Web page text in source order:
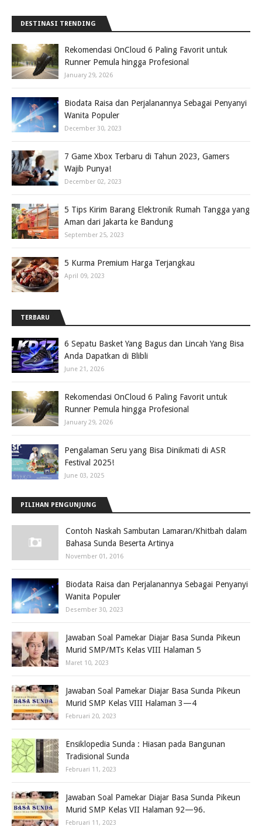
DESTINASI TRENDING
Rekomendasi OnCloud 6 Paling Favorit untuk
Runner Pemula hingga Profesional
January 29, 2026
Biodata Raisa dan Perjalanannya Sebagai Penyanyi
Wanita Populer
December 30, 2023
7 Game Xbox Terbaru di Tahun 2023, Gamers
Wajib Punya!
December 02, 2023
5 Tips Kirim Barang Elektronik Rumah Tangga yang
Aman dari Jakarta ke Bandung
September 25, 2023
5 Kurma Premium Harga Terjangkau
April 09, 2023
TERBARU
6 Sepatu Basket Yang Bagus dan Lincah Yang Bisa
Anda Dapatkan di Blibli
June 21, 2026
Rekomendasi OnCloud 6 Paling Favorit untuk
Runner Pemula hingga Profesional
January 29, 2026
Pengalaman Seru yang Bisa Dinikmati di ASR
Festival 2025!
June 03, 2025
PILIHAN PENGUNJUNG
Contoh Naskah Sambutan Lamaran/Khitbah dalam
Bahasa Sunda Beserta Artinya
November 01, 2016
Biodata Raisa dan Perjalanannya Sebagai Penyanyi
Wanita Populer
Desember 30, 2023
Jawaban Soal Pamekar Diajar Basa Sunda Pikeun
Murid SMP/MTs Kelas VIII Halaman 5
Maret 10, 2023
Jawaban Soal Pamekar Diajar Basa Sunda Pikeun
Murid SMP Kelas VIII Halaman 3—4
Februari 20, 2023
Ensiklopedia Sunda : Hiasan pada Bangunan
Tradisional Sunda
Februari 11, 2023
Jawaban Soal Pamekar Diajar Basa Sunda Pikeun
Murid SMP Kelas VII Halaman 92—96.
Februari 11, 2023